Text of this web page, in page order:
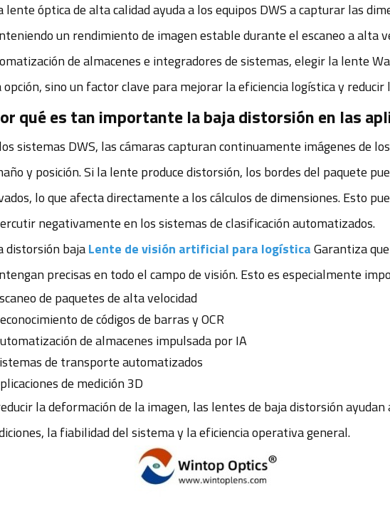
lente óptica de alta calidad ayuda a los equipos DWS a capturar las
un rendimiento de imagen estable durante el escaneo a alta
de almacenes e integradores de sistemas, elegir la lente
opción, sino un factor clave para mejorar la eficiencia logística y reducir
qué es tan importante la baja distorsión en las
sistemas DWS, las cámaras capturan continuamente imágenes de
y posición. Si la lente produce distorsión, los bordes del paquete
lo que afecta directamente a los cálculos de dimensiones. Esto
negativamente en los sistemas de clasificación automatizados.
distorsión bajaLente de visión artificial para logísticaGarantiza
precisas en todo el campo de visión. Esto es especialmente
de paquetes de alta velocidad
de códigos de barras y OCR
de almacenes impulsada por IA
de transporte automatizados
de medición 3D
la deformación de la imagen, las lentes de baja distorsión
la fiabilidad del sistema y la eficiencia operativa general.